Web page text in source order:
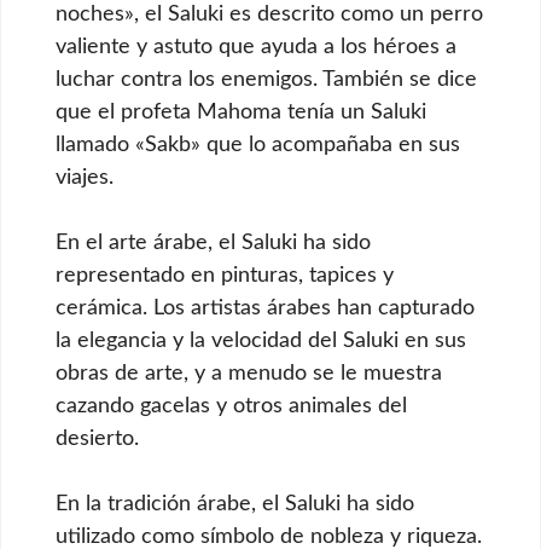
noches», el Saluki es descrito como un perro
valiente y astuto que ayuda a los héroes a
luchar contra los enemigos. También se dice
que el profeta Mahoma tenía un Saluki
llamado «Sakb» que lo acompañaba en sus
viajes.
En el arte árabe, el Saluki ha sido
representado en pinturas, tapices y
cerámica. Los artistas árabes han capturado
la elegancia y la velocidad del Saluki en sus
obras de arte, y a menudo se le muestra
cazando gacelas y otros animales del
desierto.
En la tradición árabe, el Saluki ha sido
utilizado como símbolo de nobleza y riqueza.